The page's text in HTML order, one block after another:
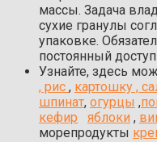
массы. Задача
сухие гранулы
упаковке.
постоянный
Узнайте, здесь
, рис , картошку ,
шпинат, огурцы ,
кефир
яблоки ,
морепродукты